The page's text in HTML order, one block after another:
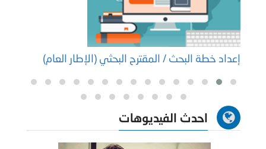
إعداد خطة البحث / المقترح البحثي (الإطار العام)
احدث الفيديوهات